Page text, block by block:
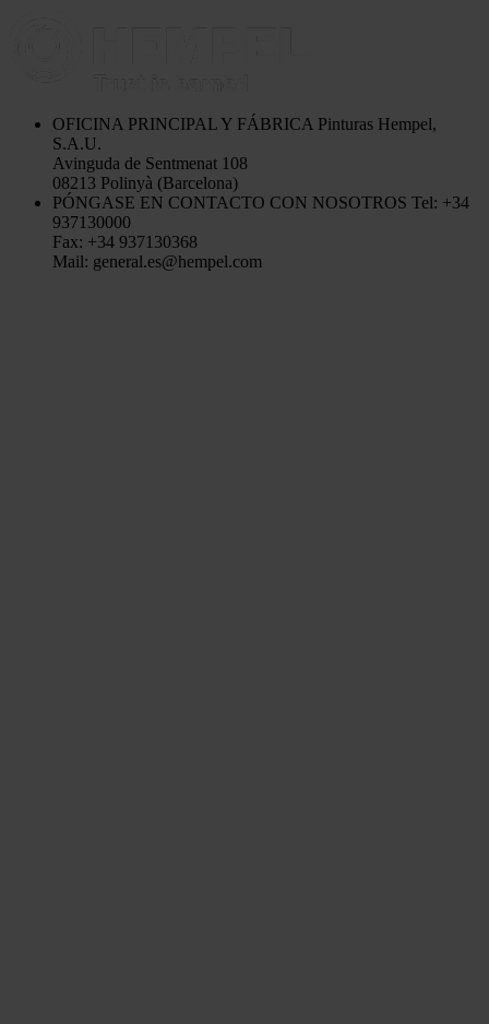
OFICINA PRINCIPAL Y FÁBRICA Pinturas Hempel,
S.A.U.
Avinguda de Sentmenat 108
08213 Polinyà (Barcelona)
PÓNGASE EN CONTACTO CON NOSOTROS Tel: +34
937130000
Fax: +34 937130368
Mail: general.es@hempel.com